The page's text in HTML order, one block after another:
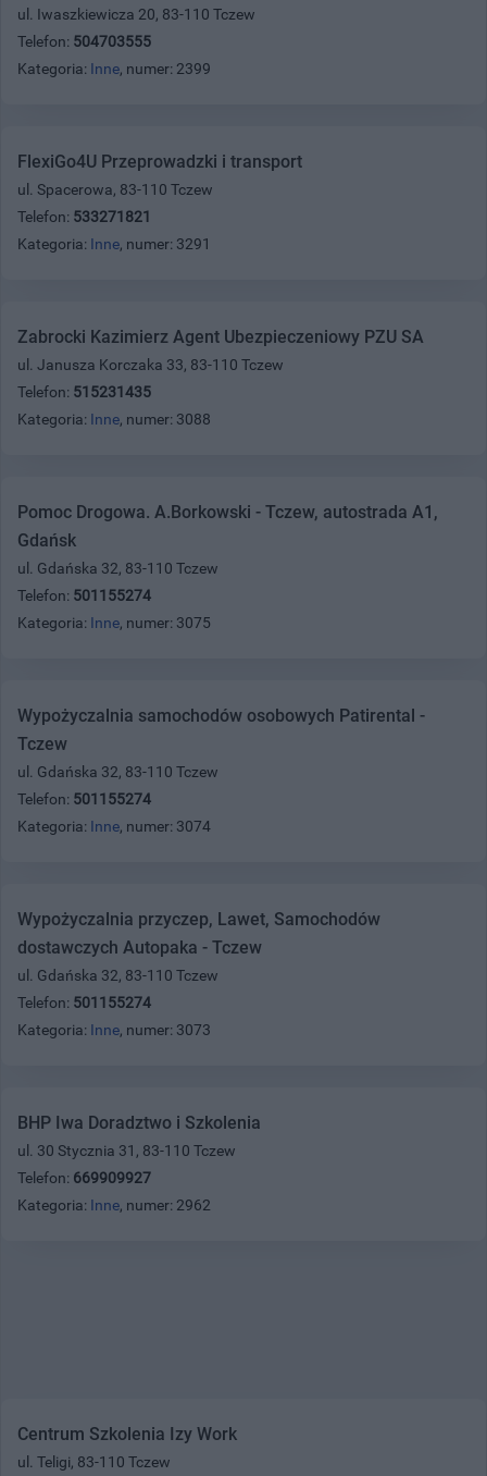
ul. Iwaszkiewicza 20, 83-110 Tczew
Telefon: 504703555
Kategoria: Inne, numer: 2399
FlexiGo4U Przeprowadzki i transport
ul. Spacerowa, 83-110 Tczew
Telefon: 533271821
Kategoria: Inne, numer: 3291
Zabrocki Kazimierz Agent Ubezpieczeniowy PZU SA
ul. Janusza Korczaka 33, 83-110 Tczew
Telefon: 515231435
Kategoria: Inne, numer: 3088
Pomoc Drogowa. A.Borkowski - Tczew, autostrada A1,
Gdańsk
ul. Gdańska 32, 83-110 Tczew
Telefon: 501155274
Kategoria: Inne, numer: 3075
Wypożyczalnia samochodów osobowych Patirental -
Tczew
ul. Gdańska 32, 83-110 Tczew
Telefon: 501155274
Kategoria: Inne, numer: 3074
Wypożyczalnia przyczep, Lawet, Samochodów
dostawczych Autopaka - Tczew
ul. Gdańska 32, 83-110 Tczew
Telefon: 501155274
Kategoria: Inne, numer: 3073
BHP Iwa Doradztwo i Szkolenia
ul. 30 Stycznia 31, 83-110 Tczew
Telefon: 669909927
Kategoria: Inne, numer: 2962
Centrum Szkolenia Izy Work
ul. Teligi, 83-110 Tczew